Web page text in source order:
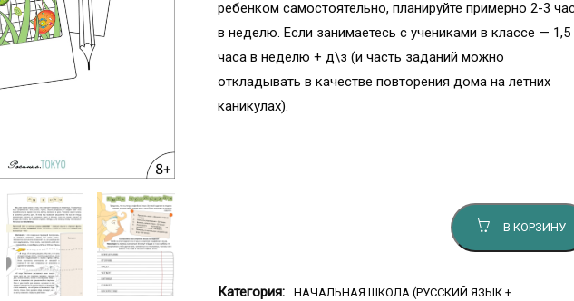
ребенком самостоятельно, планируйте примерно 2-3
в неделю. Если занимаетесь с учениками в классе — 1,5
часа в неделю + д\з (и часть заданий можно
откладывать в качестве повторения дома на летних
каникулах).
В КОРЗИНУ
Категория: НАЧАЛЬНАЯ ШКОЛА (РУССКИЙ ЯЗЫК +